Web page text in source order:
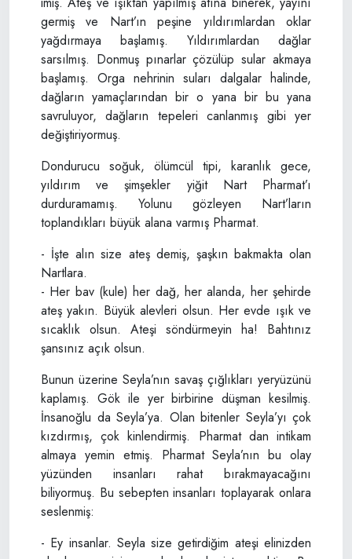
germiş ve Nart’ın peşine yıldırımlardan oklar
yağdırmaya başlamış. Yıldırımlardan dağlar
sarsılmış. Donmuş pınarlar çözülüp sular akmaya
başlamış. Orga nehrinin suları dalgalar halinde,
dağların yamaçlarından bir o yana bir bu yana
savruluyor, dağların tepeleri canlanmış gibi yer
değiştiriyormuş.
Dondurucu soğuk, ölümcül tipi, karanlık gece,
yıldırım ve şimşekler yiğit Nart Pharmat’ı
durduramamış. Yolunu gözleyen Nart’ların
toplandıkları büyük alana varmış Pharmat.
- İşte alın size ateş demiş, şaşkın bakmakta olan
Nartlara.
- Her bav (kule) her dağ, her alanda, her şehirde
ateş yakın. Büyük alevleri olsun. Her evde ışık ve
sıcaklık olsun. Ateşi söndürmeyin ha! Bahtınız
şansınız açık olsun.
Bunun üzerine Seyla’nın savaş çığlıkları yeryüzünü
kaplamış. Gök ile yer birbirine düşman kesilmiş.
İnsanoğlu da Seyla’ya. Olan bitenler Seyla’yı çok
kızdırmış, çok kinlendirmiş. Pharmat dan intikam
almaya yemin etmiş. Pharmat Seyla’nın bu olay
yüzünden insanları rahat bırakmayacağını
biliyormuş. Bu sebepten insanları toplayarak onlara
seslenmiş:
- Ey insanlar. Seyla size getirdiğim ateşi elinizden